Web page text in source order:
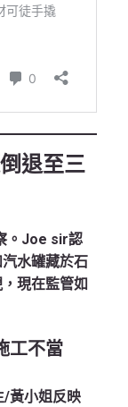
退至三
。Joe sir認
水罐藏於石
現在監管如
工不當
/黃小姐反映